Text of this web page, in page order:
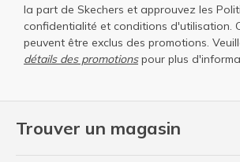
Trouver un magasin
la part de Skechers et approuvez les
confidentialité et conditions d'utilisation.
peuvent être exclus des promotions.
détails des promotionspour plus